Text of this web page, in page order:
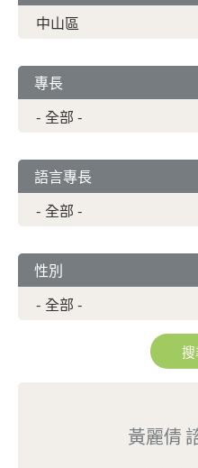
專長
語言專長
性別
黃麗倩